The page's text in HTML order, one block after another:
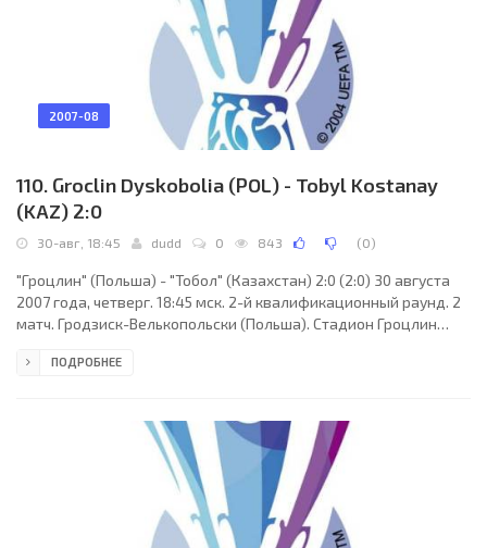
2007-08
110. Groclin Dyskobolia (POL) - Tobyl Kostanay
(KAZ) 2:0
30-авг, 18:45 dudd 0 843 (0)
"Гроцлин" (Польша) - "Тобол" (Казахстан) 2:0 (2:0) 30 августа
2007 года, четверг. 18:45 мск. 2-й квалификационный раунд. 2
матч. Гродзиск-Велькопольски (Польша). Стадион Гроцлин
Бергстен (Швеция), Йоаким Флинк (Швеция). Резервный: Хакан
(Амадеуш Клодавски, 65), Владе Лазаревски, Радослав
Маевски (Мариуш Мушалик, 77), Радек Минарж (к)
ПОДРОБНЕЕ